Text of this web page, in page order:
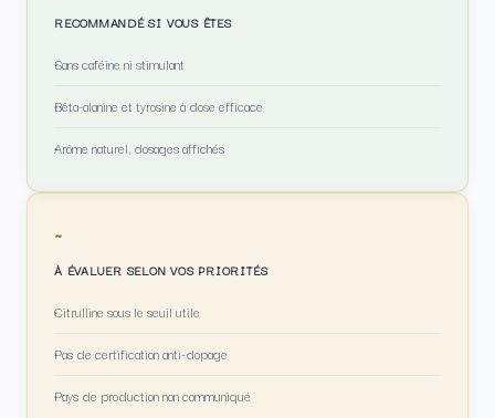
RECOMMANDÉ SI VOUS ÊTES
Sans caféine ni stimulant
Bêta-alanine et tyrosine à dose efficace
Arôme naturel, dosages affichés
~
À ÉVALUER SELON VOS PRIORITÉS
Citrulline sous le seuil utile
Pas de certification anti-dopage
Pays de production non communiqué